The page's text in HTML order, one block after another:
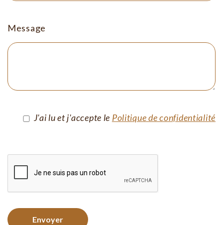
Message
J'ai lu et j'accepte le Politique de confidentialité
Envoyer